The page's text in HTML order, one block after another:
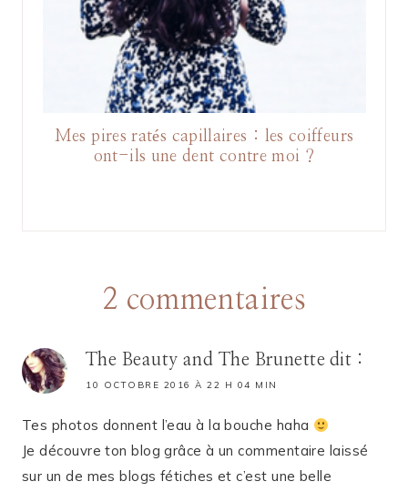
Mes pires ratés capillaires : les coiffeurs
ont-ils une dent contre moi ?
2 commentaires
The Beauty and The Brunette dit :
10 OCTOBRE 2016 À 22 H 04 MIN
Tes photos donnent l’eau à la bouche haha
Je découvre ton blog grâce à un commentaire laissé
sur un de mes blogs fétiches et c’est une belle